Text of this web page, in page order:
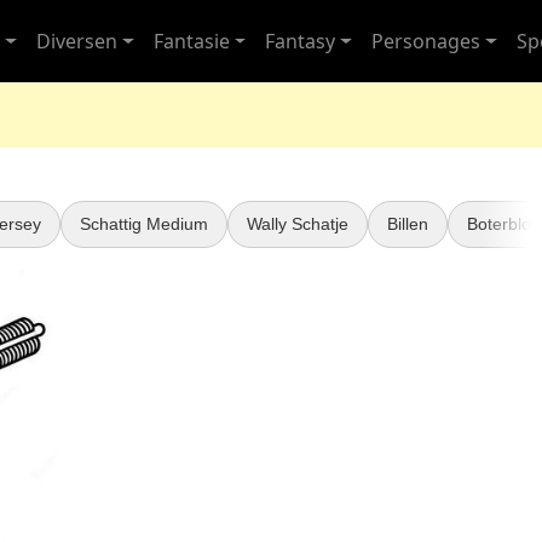
Diversen Fantasie Fantasy Personages
Schattig Medium Wally Schatje Billen